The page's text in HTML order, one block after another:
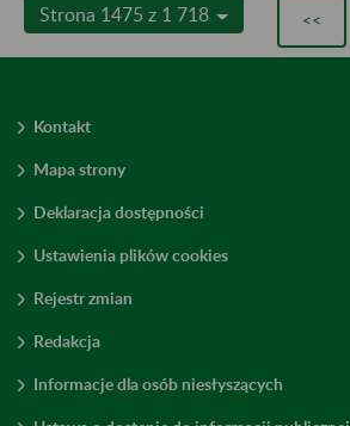
Strona 1475 z 1 718 <<
Kontakt
Mapa strony
Deklaracja dostępności
Ustawienia plików cookies
Rejestr zmian
Redakcja
Informacje dla osób niesłyszących